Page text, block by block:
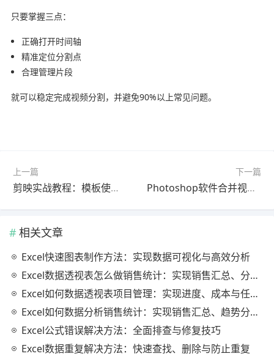
只要掌握三点：
正确打开时间轴
精准定位分割点
合理管理片段
就可以稳定完成视频分割，并避免90%以上常见问题。
上一篇
剪映实战教程：模板使用完整教程最新更新版（避坑指南）
下一篇
Photoshop软件合并视频怎么做？最新更新版操作教程（详细步骤）
相关文章
Excel快速图表制作方法：实现数据可视化与高效分析
Excel数据透视表怎么做销售统计：实现销售汇总、分析与动态监控
Excel如何数据透视表项目管理：实现进度、成本与任务的高效分析
Excel如何数据分析销售统计：实现销售汇总、趋势分析与业绩优化
Excel公式错误解决方法：全面排查与修复技巧
Excel数据重复解决方法：快速查找、删除与防止重复